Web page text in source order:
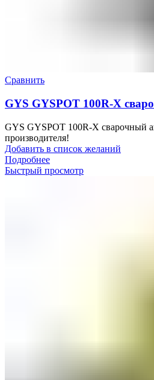
Сравнить
GYS GYSPOT 100R-X
GYS GYSPOT 100R-X сварочный
производителя!
Добавить в список желаний
Подробнее
Быстрый просмотр